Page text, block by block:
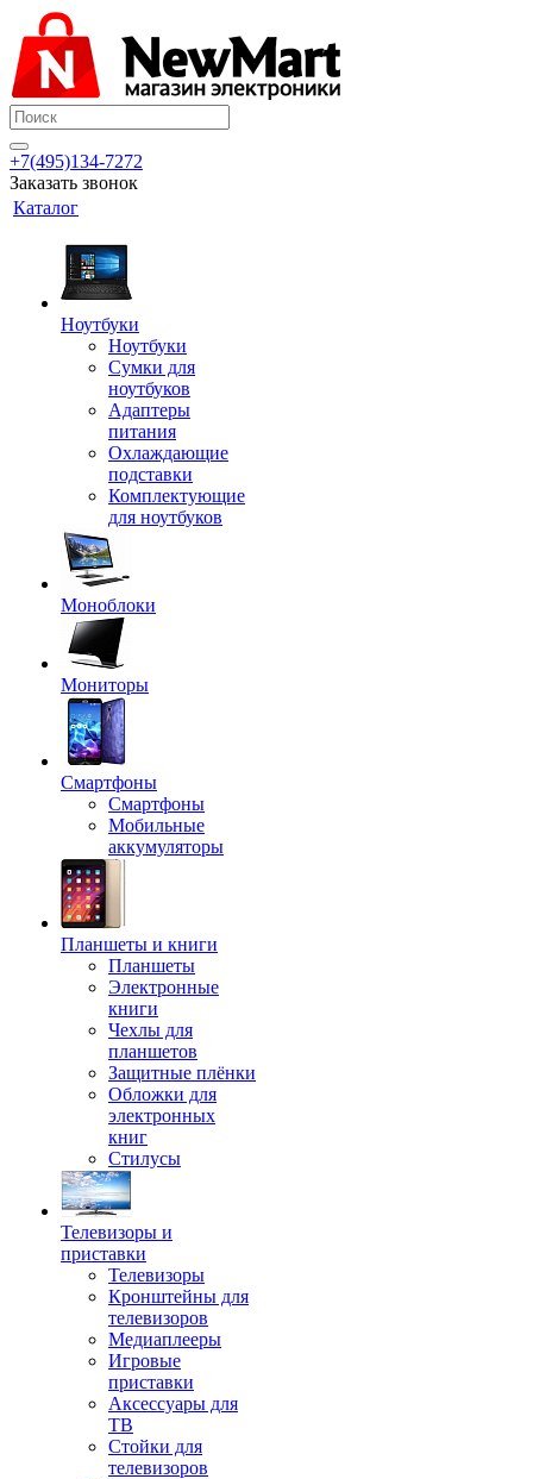
+7(495)134-7272
Заказать звонок
Каталог
Ноутбуки
Ноутбуки
Сумки для
ноутбуков
Адаптеры
питания
Охлаждающие
подставки
Комплектующие
для ноутбуков
Моноблоки
Мониторы
Смартфоны
Смартфоны
Мобильные
аккумуляторы
Планшеты и книги
Планшеты
Электронные
книги
Чехлы для
планшетов
Защитные плёнки
Обложки для
электронных
книг
Стилусы
Телевизоры и
приставки
Телевизоры
Кронштейны для
телевизоров
Медиаплееры
Игровые
приставки
Аксессуары для
ТВ
Стойки для
телевизоров